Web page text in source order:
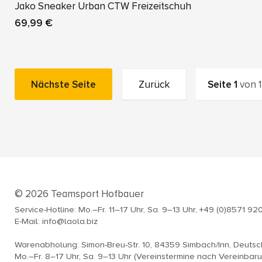
Jako Sneaker Urban CTW Freizeitschuh
69,99 €
Nächste Seite Zurück Seite1 von1
© 2026 Teamsport Hofbauer
Service-Hotline: Mo.–Fr. 11–17 Uhr, Sa. 9–13 Uhr, +49 (0)8571
E-Mail: info@laola.biz
Warenabholung: Simon-Breu-Str. 10, 84359 Simbach/Inn,
Mo.–Fr. 8–17 Uhr, Sa. 9–13 Uhr (Vereinstermine nach